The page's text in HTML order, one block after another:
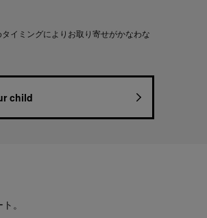
イミングによりお取り寄せがかなわな
child
。